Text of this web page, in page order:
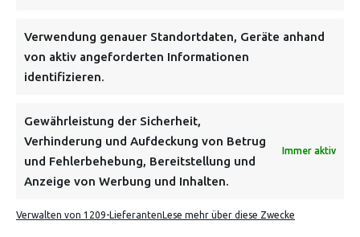
Verwendung genauer Standortdaten, Geräte anhand
von aktiv angeforderten Informationen
identifizieren.
Gewährleistung der Sicherheit,
Verhinderung und Aufdeckung von Betrug
und Fehlerbehebung, Bereitstellung und
Anzeige von Werbung und Inhalten.
Immer aktiv
Verwalten von 1209-LieferantenLese mehr über diese Zwecke
NEWSLETTER
Danke, deine Registrierung war erfolgreich! Bitte prüfe
dein E-Mail-Konto für die Bestätigung.
FOLGE UNS